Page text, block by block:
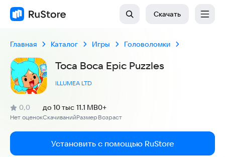
Скачать
Главная Каталог Игры Головоломки
Toca Boca Epic Puzzles
ILLUMEA LTD
Рейтинг:
0,0
(
Нет оценок
)
Скачиваний
до 10 тыс
Размер
11.1 MB
Возраст
0+
Установить с помощью RuStore